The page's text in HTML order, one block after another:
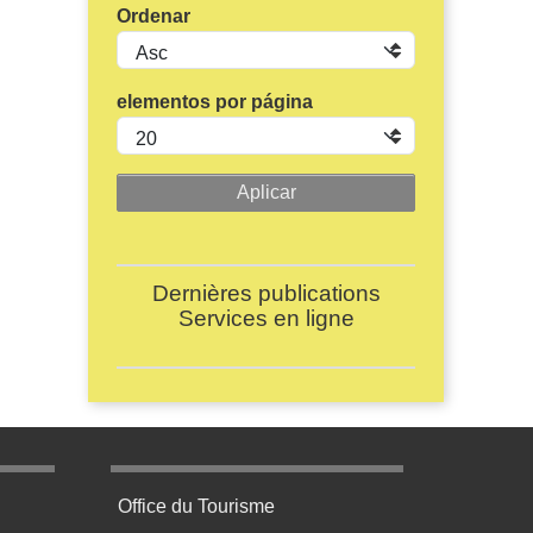
Ordenar
elementos por página
Dernières publications
Services en ligne
3 Menu pratique bas de page 4
Office du Tourisme